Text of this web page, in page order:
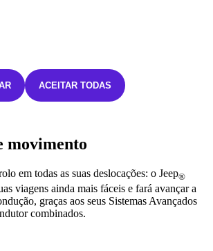
movimento
em todas as suas deslocações: o Jeep®
viagens ainda mais fáceis e fará avançar a
graças aos seus Sistemas Avançados
combinados.
ACEITAR TODAS